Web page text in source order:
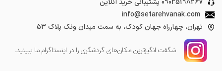
09025198267 پشتیبانی خرید آنلاین
info@setarehvanak.com
تهران، چهارراه جهان کودک، به سمت میدان ونک پلاک ۵۳
شگفت انگیز‌ترین مکان‌های گردشگری را در اینستاگرام ما ببینید.